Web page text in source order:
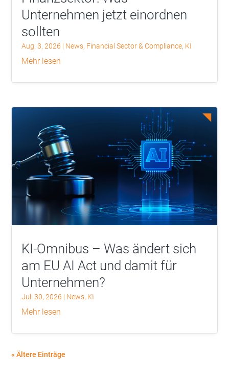
Unternehmen jetzt einordnen
sollten
Aug. 3, 2026 | News, Financial Sector & Compliance, KI
mehr lesen
KI-Omnibus – Was ändert sich
am EU AI Act und damit für
Unternehmen?
Juli 30, 2026 | News, KI
mehr lesen
« Ältere Einträge